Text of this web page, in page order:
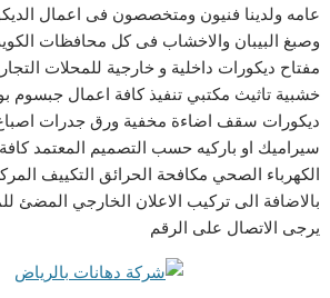
عامه ولدينا فنيون ومتخصصون فى اعمال
وصبغ البيبان والاخشاب فى كل محافظات
مفتاح ديكورات داخلية و خارجية للمحلات
خشبية تاثيث مكتبي تنفيذ كافة اعمال جبسوم
ديكورات سقف اضاءة مخفية ورق جدرات
سيراميك او باركيه حسب التصميم المعتمد
الكهرباء الصحي مكافحة الحرائق التكييف
بالاضافة الى تركيب الاعلان الخارجي المضئ
يرجى الاتصال على الرقم